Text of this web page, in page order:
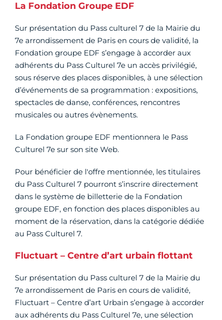
La Fondation Groupe EDF
Sur présentation du Pass culturel 7 de la Mairie du
7e arrondissement de Paris en cours de validité, la
Fondation groupe EDF s’engage à accorder aux
adhérents du Pass Culturel 7e un accès privilégié,
sous réserve des places disponibles, à une sélection
d’événements de sa programmation : expositions,
spectacles de danse, conférences, rencontres
musicales ou autres évènements.
La Fondation groupe EDF mentionnera le Pass
Culturel 7e sur son site Web.
Pour bénéficier de l'offre mentionnée, les titulaires
du Pass Culturel 7 pourront s’inscrire directement
dans le système de billetterie de la Fondation
groupe EDF, en fonction des places disponibles au
moment de la réservation, dans la catégorie dédiée
au Pass Culturel 7.
Fluctuart – Centre d’art urbain flottant
Sur présentation du Pass culturel 7 de la Mairie du
7e arrondissement de Paris en cours de validité,
Fluctuart – Centre d’art Urbain s’engage à accorder
aux adhérents du Pass Culturel 7e, une sélection